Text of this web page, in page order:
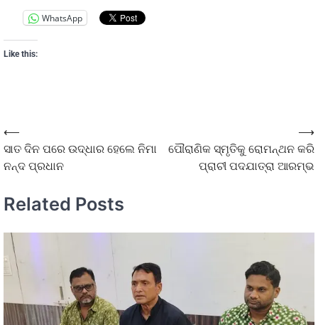
WhatsApp
Like this:
⟵
ସାତ ଦିନ ପରେ ଉଦ୍ଧାର ହେଲେ ନିମା
ନନ୍ଦ ପ୍ରଧାନ
ପୌରାଣିକ ସ୍ମୃତିକୁ ରୋମନ୍ଥନ କରି
ପ୍ରାଚୀ ପଦଯାତ୍ରା ଆରମ୍ଭ
⟶
Related Posts